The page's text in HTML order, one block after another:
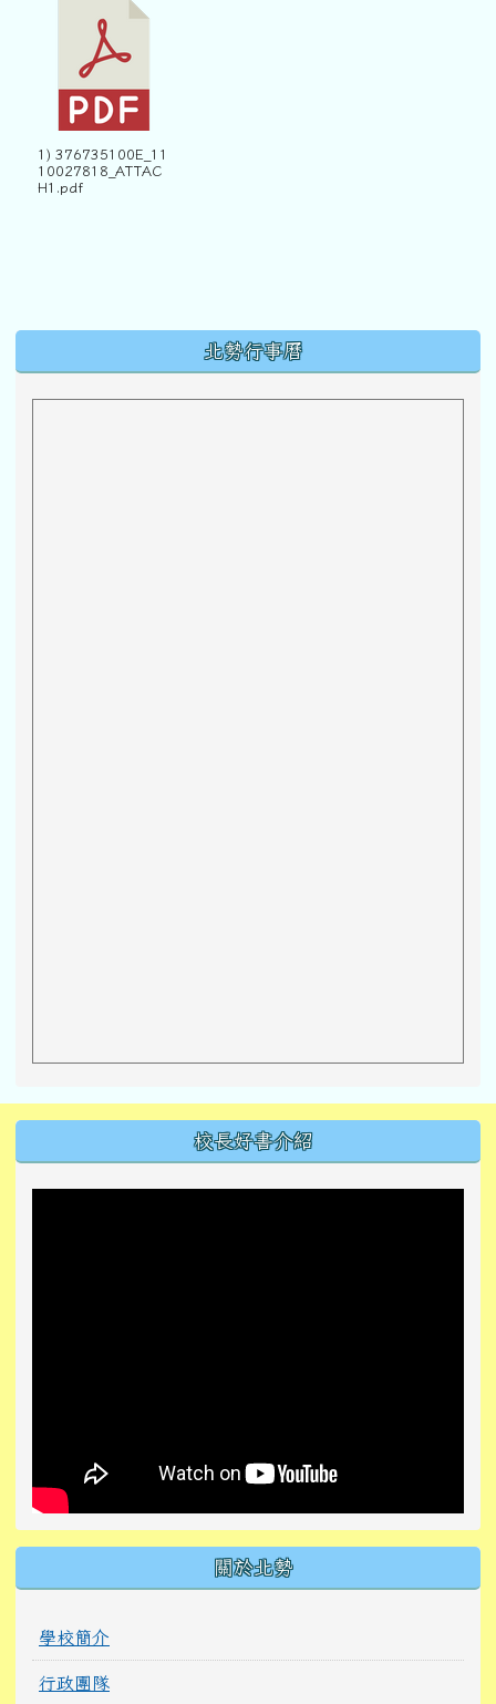
1) 376735100E_11
10027818_ATTAC
H1.pdf
北勢行事曆
校長好書介紹
關於北勢
學校簡介
行政團隊